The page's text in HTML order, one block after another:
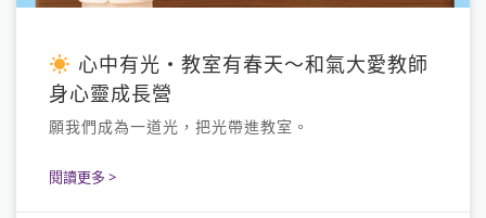
心中有光・教室有春天～和氣大愛教師
身心靈成長營
願我們成為一道光，把光帶進教室。
閱讀更多 >